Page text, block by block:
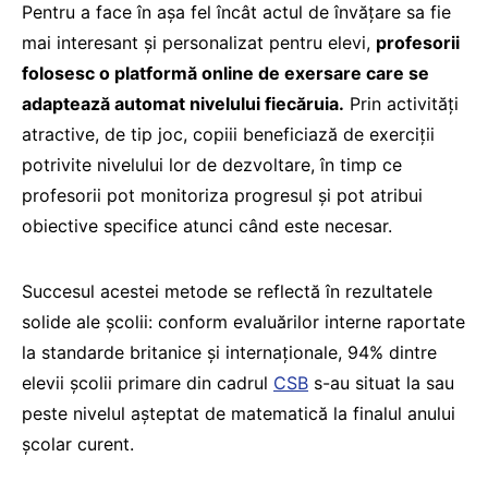
Pentru a face în așa fel încât actul de învățare sa fie
mai interesant și personalizat pentru elevi, profesorii
folosesc o platformă online de exersare care se
adaptează automat nivelului fiecăruia. Prin activități
atractive, de tip joc, copiii beneficiază de exerciții
potrivite nivelului lor de dezvoltare, în timp ce
profesorii pot monitoriza progresul și pot atribui
obiective specifice atunci când este necesar.
Succesul acestei metode se reflectă în rezultatele
solide ale școlii: conform evaluărilor interne raportate
la standarde britanice și internaționale, 94% dintre
elevii școlii primare din cadrul CSB s-au situat la sau
peste nivelul așteptat de matematică la finalul anului
școlar curent.